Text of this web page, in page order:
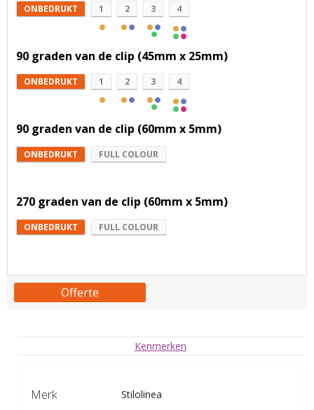
ONBEDRUKT 1 2 3 4
90 graden van de clip (45mm x 25mm)
ONBEDRUKT 1 2 3 4
90 graden van de clip (60mm x 5mm)
ONBEDRUKT FULL COLOUR
270 graden van de clip (60mm x 5mm)
ONBEDRUKT FULL COLOUR
Offerte
Kenmerken
Merk Stilolinea